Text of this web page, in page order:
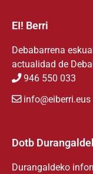
EI! Berri
Debabarrena
actualidad de
946 550 033
info@eiberri.eus
Dotb
Durangaldeko